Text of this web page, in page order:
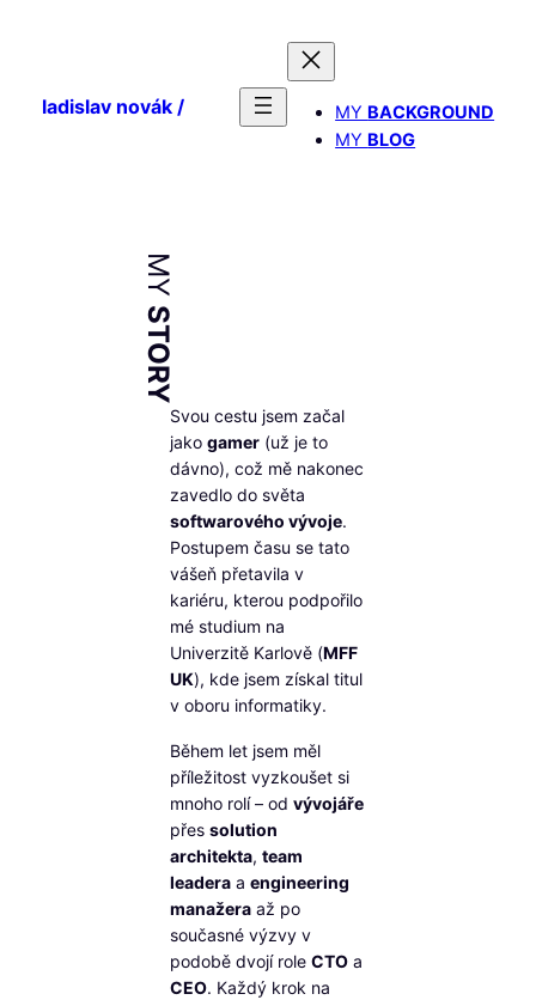
ladislav novák / MY BACKGROUND
MY BLOG
MY
STORY
Svou cestu jsem začal
jakogamer (už je to
dávno), což mě nakonec
zavedlo do světa
softwarového vývoje.
Postupem času se tato
vášeň přetavila v
kariéru, kterou podpořilo
mé studium na
Univerzitě Karlově (MFF
UK), kde jsem získal titul
v oboru informatiky.
Během let jsem měl
příležitost vyzkoušet si
mnoho rolí – odvývojáře
přessolution
architekta,team
leadera aengineering
manažera až po
současné výzvy v
podobě dvojí roleCTO a
CEO. Každý krok na